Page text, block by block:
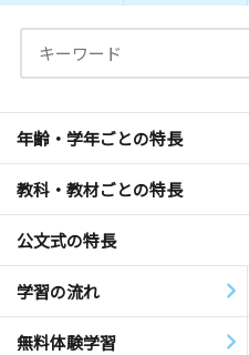
年齢・学年ごとの特長
教科・教材ごとの特長
公文式の特長
学習の流れ
無料体験学習